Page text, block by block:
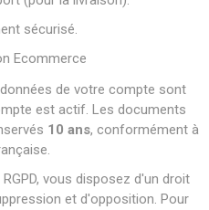
sécurisé.
Ecommerce
de votre compte sont
est actif. Les documents
10 ans, conformément à
vous disposez d'un droit
et d'opposition. Pour